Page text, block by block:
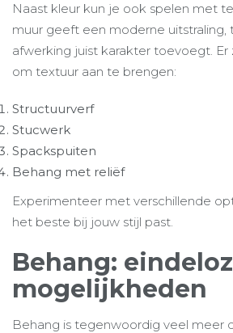
Naast kleur kun je ook spelen met
muur geeft een moderne uitstraling,
afwerking juist karakter toevoegt. Er
om textuur aan te brengen:
Structuurverf
Stucwerk
Spackspuiten
Behang met reliëf
Experimenteer met verschillende
het beste bij jouw stijl past.
Behang:
mogelijkheden
Behang is tegenwoordig veel meer